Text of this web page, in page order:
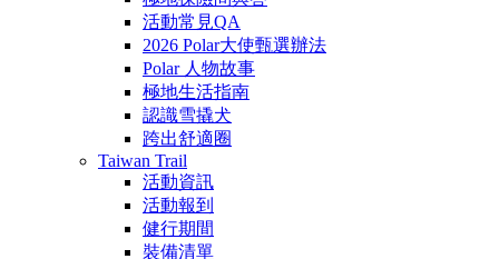
活動常見QA
2026 Polar大使甄選辦法
Polar 人物故事
極地生活指南
認識雪撬犬
跨出舒適圈
Taiwan Trail
活動資訊
活動報到
健行期間
裝備清單